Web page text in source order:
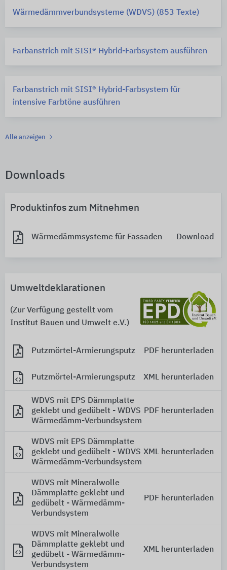
Wärmedämmverbundsysteme (WDVS) (853 Texte)
Farbanstrich mit SISI® Hybrid-Farbsystem ausführen
Farbanstrich mit SISI® Hybrid-Farbsystem für
intensive Farbtöne ausführen
Alle anzeigen
Downloads
Produktinfos zum Mitnehmen
Wärmedämmsysteme für Fassaden Download
Umweltdeklarationen
(Zur Verfügung gestellt vom
Institut Bauen und Umwelt e.V.)
Putzmörtel-Armierungsputz PDF herunterladen
Putzmörtel-Armierungsputz XML herunterladen
WDVS mit EPS Dämmplatte
geklebt und gedübelt - WDVS
Wärmedämm-Verbundsystem
PDF herunterladen
WDVS mit EPS Dämmplatte
geklebt und gedübelt - WDVS
Wärmedämm-Verbundsystem
XML herunterladen
WDVS mit Mineralwolle
Dämmplatte geklebt und
gedübelt - Wärmedämm-
Verbundsystem
PDF herunterladen
WDVS mit Mineralwolle
Dämmplatte geklebt und
gedübelt - Wärmedämm-
Verbundsystem
XML herunterladen